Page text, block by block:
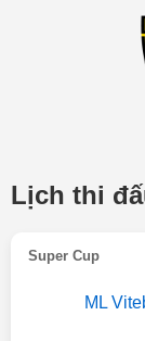
Lịch thi
Super Cup
ML